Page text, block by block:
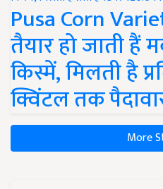
Pusa Corn
तैयार हो जाती हैं
किस्में, मिलती है
क्विंटल तक
More